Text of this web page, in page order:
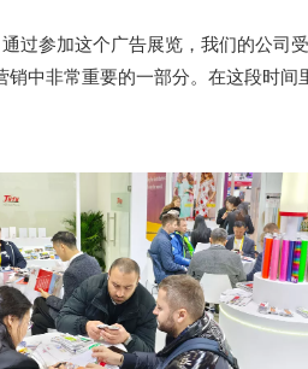
过参加这个广告展览，我们的公司
中非常重要的一部分。在这段时